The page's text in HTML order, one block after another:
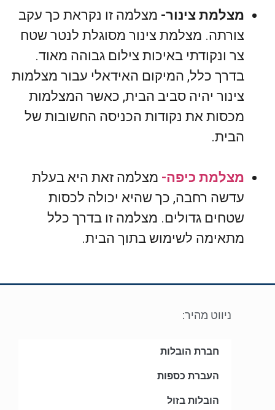
מצלמת צינור- מצלמה זו נקראת כך עקב
צורתה. מצלמת צינור מסוגלת לנטר שטח
צר ונקודתי באיכות צילום גבוהה מאוד.
בדרך כלל, המיקום האידאלי עבור מצלמות
צינור יהיה סביב הבית, כאשר המצלמות
מכסות את נקודות הכניסה החשובות של
הבית.
מצלמת כיפה- מצלמה זאת היא בעלת
עדשה רחבה, כך שהיא יכולה לכסות
שטחים גדולים. מצלמה זו בדרך כלל
מתאימה לשימוש בתוך הבית.
ניווט מהיר:
חברת הובלות
העברת כספות
הובלות בזול